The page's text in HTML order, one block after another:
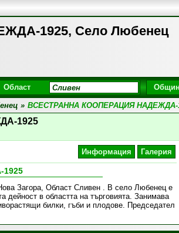
1925, Село Любенец
Област
» ВСЕСТРАННА КООПЕРАЦИЯ НАДЕЖДА-
1925
Информация Галерия
Загора, Област Сливен . В село Любенец е
дейност в областта на търговията. Занимава
билки, гъби и плодове. Председател